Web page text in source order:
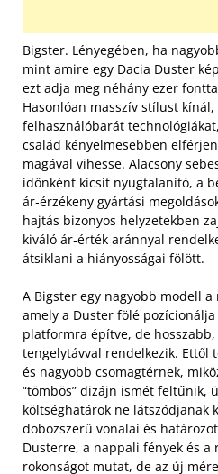
Bigster. Lényegében, ha
mint amire egy Dacia Duster
ezt adja meg néhány ezer
Hasonlóan masszív stílust
felhasználóbarát
család kényelmesebben
magával vihesse. Alacsony
időnként kicsit nyugtalanító, a
ár‑érzékeny gyártási
hajtás bizonyos helyzetekben
kiváló ár‑érték aránnyal
átsiklani a hiányosságai fölött.
A Bigster egy nagyobb modell
amely a Duster fölé pozícionálja
platformra építve, de
tengelytávval rendelkezik. Ettől
és nagyobb csomagtérnek,
“tömbös” dizájn ismét feltűnik,
költséghatárok ne látszódjanak
dobozszerű vonalai és
Dusterre, a nappali fények és a
rokonságot mutat, de az új